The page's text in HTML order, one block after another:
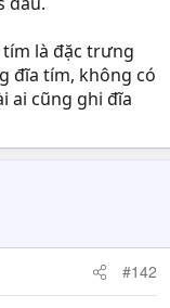
tím là đặc trưng
đĩa tím, không có
ai cũng ghi đĩa
#142